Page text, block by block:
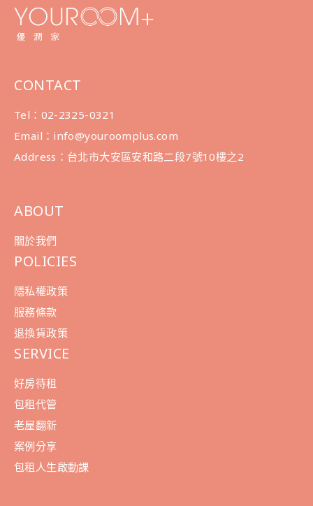
CONTACT
Tel：02-2325-0321
Email：info@youroomplus.com
Address：台北市大安區安和路二段7號10樓之2
ABOUT
關於我們
POLICIES
隱私權政策
服務條款
退換貨政策
SERVICE
好房待租
包租代管
老屋翻新
案例分享
包租人生啟動課